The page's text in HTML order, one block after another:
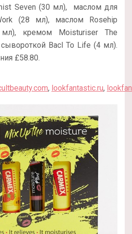
Seven (30 мл), маслом для
(28 мл), маслом Rosehip
мл), кремом Moisturiser The
Bacl To Life (4 мл).
£58.80.
, lookfantastic.ru,